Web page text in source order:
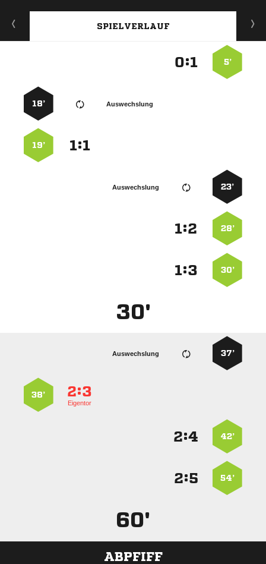
SPIELVERLAUF
5’
:
Auswechslung
18’
:
19’
23’
Auswechslung
28’
:
30’
:
30'
37’
Auswechslung
:
Eigentor
38’
42’
:
54’
:
60'
ABPFIFF